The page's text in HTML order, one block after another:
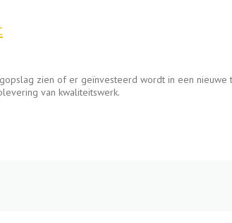
zien of er geïnvesteerd wordt in een
van kwaliteitswerk.